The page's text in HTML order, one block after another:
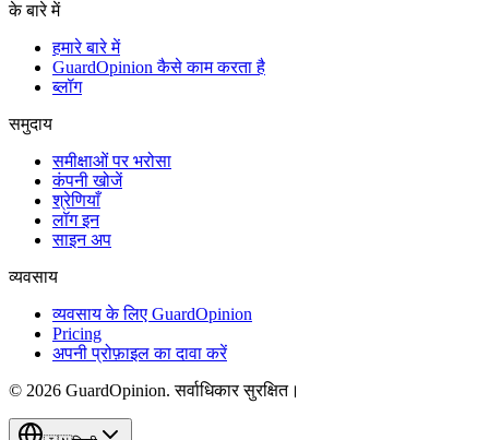
के बारे में
हमारे बारे में
GuardOpinion कैसे काम करता है
ब्लॉग
समुदाय
समीक्षाओं पर भरोसा
कंपनी खोजें
श्रेणियाँ
लॉग इन
साइन अप
व्यवसाय
व्यवसाय के लिए GuardOpinion
Pricing
अपनी प्रोफ़ाइल का दावा करें
© 2026 GuardOpinion.सर्वाधिकार सुरक्षित।